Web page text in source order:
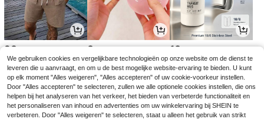
23 3 13
We gebruiken cookies en vergelijkbare technologieën op onze website om de dienst te
leveren die u aanvraagt, en om u de best mogelijke website-ervaring te bieden. U kunt
op elk moment "Alles weigeren", "Alles accepteren" of uw cookie-voorkeur instellen.
Door "Alles accepteren" te selecteren, zullen we alle optionele cookies instellen, die ons
helpen bij het analyseren van het verkeer, het bieden van verbeterde functionaliteit en
het personaliseren van inhoud en advertenties om uw winkelervaring bij SHEIN te
verbeteren. Door "Alles weigeren" te selecteren, staat u alleen het gebruik van strikt